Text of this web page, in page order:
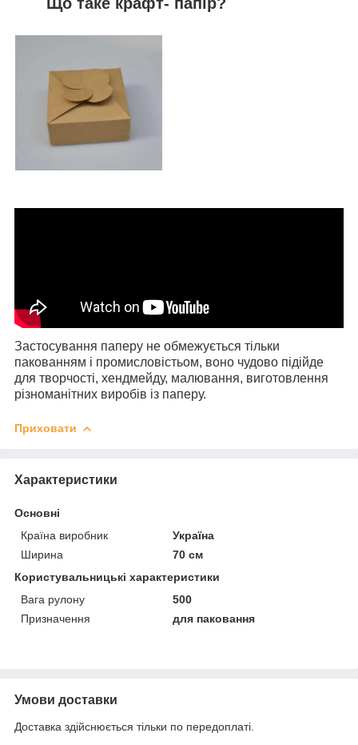
Застосування паперу не обмежується тільки
пакованням і промисловістьом, воно чудово підійде
для творчості, хендмейду, малювання, виготовлення
різноманітних виробів із паперу.
Приховати
Характеристики
Основні
Країна виробник
Україна
Ширина
70 см
Користувальницькі характеристики
Вага рулону
500
Призначення
для паковання
Умови доставки
Доставка здійснюється тільки по передоплаті.